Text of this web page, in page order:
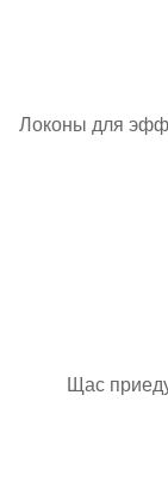
Локоны для
Щас